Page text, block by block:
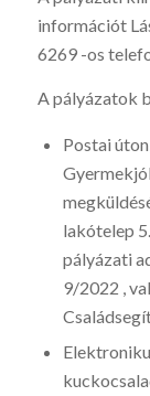
információt
6269 -os
A pályázatok
Postai
lakótelep
pályázati
9/2022 ,